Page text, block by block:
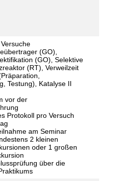
(GO),
(GO), Selektive
(RT), Verweilzeit
Testung), Katalyse II
vor der
Protokoll pro Versuch
am Seminar
2 kleinen
oder 1 großen
über die